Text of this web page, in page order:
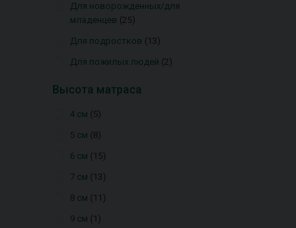
Для новорожденных/для
младенцев 25
Для подростков 13
Для пожилых людей 2
Высота матраса
4 см 5
5 см 8
6 см 15
7 см 13
8 см 11
9 см 1